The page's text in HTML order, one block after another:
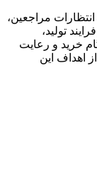
مراجعین،
تولید،
خرید و رعایت
اهداف این